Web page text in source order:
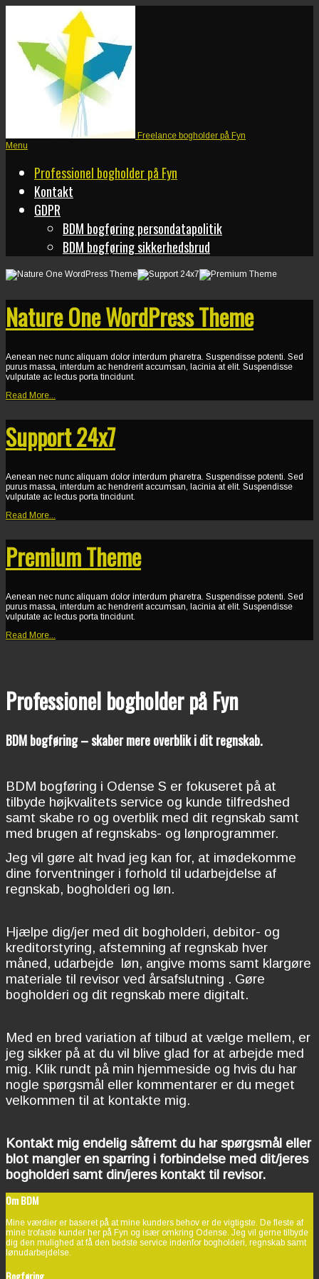
Freelance bogholder på Fyn
Menu
Professionel bogholder på Fyn
Kontakt
GDPR
BDM bogføring persondatapolitik
BDM bogføring sikkerhedsbrud
Nature One WordPress Theme
Aenean nec nunc aliquam dolor interdum pharetra. Suspendisse potenti. Sed
purus massa, interdum ac hendrerit accumsan, lacinia at elit. Suspendisse
vulputate ac lectus porta tincidunt.
Read More...
Support 24x7
Aenean nec nunc aliquam dolor interdum pharetra. Suspendisse potenti. Sed
purus massa, interdum ac hendrerit accumsan, lacinia at elit. Suspendisse
vulputate ac lectus porta tincidunt.
Read More...
Premium Theme
Aenean nec nunc aliquam dolor interdum pharetra. Suspendisse potenti. Sed
purus massa, interdum ac hendrerit accumsan, lacinia at elit. Suspendisse
vulputate ac lectus porta tincidunt.
Read More...
Professionel bogholder på Fyn
BDM bogføring – skaber mere overblik i dit regnskab.
BDM bogføring i Odense S er fokuseret på at
tilbyde højkvalitets service og kunde tilfredshed
samt skabe ro og overblik med dit regnskab samt
med brugen af regnskabs- og lønprogrammer.
Jeg vil gøre alt hvad jeg kan for, at imødekomme
dine forventninger i forhold til udarbejdelse af
regnskab, bogholderi og løn.
Hjælpe dig/jer med dit bogholderi, debitor- og
kreditorstyring, afstemning af regnskab hver
måned, udarbejde løn, angive moms samt klargøre
materiale til revisor ved årsafslutning . Gøre
bogholderi og dit regnskab mere digitalt.
Med en bred variation af tilbud at vælge mellem, er
jeg sikker på at du vil blive glad for at arbejde med
mig. Klik rundt på min hjemmeside og hvis du har
nogle spørgsmål eller kommentarer er du meget
velkommen til at kontakte mig.
Kontakt mig endelig såfremt du har spørgsmål eller
blot mangler en sparring i forbindelse med dit/jeres
bogholderi samt din/jeres kontakt til revisor.
Om BDM
Mine værdier er baseret på at mine kunders behov er de vigtigste. De fleste af
mine trofaste kunder her på Fyn og især omkring Odense. Jeg vil gerne tilbyde
dig den mulighed at få den bedste service indenfor bogholderi, regnskab samt
lønudarbejdelse.
Bogføring